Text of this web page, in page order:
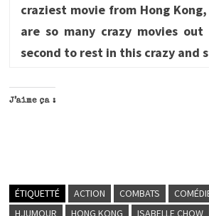
craziest movie from Hong
are so many crazy movies
second to rest in this crazy and
J’aime ça :
ÉTIQUETTÉ ACTION COMBATS
HJUMOUR
HONG KONG ISABELLE CHOW